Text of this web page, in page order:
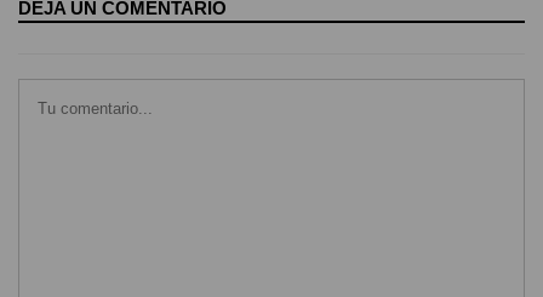
DEJA UN COMENTARIO